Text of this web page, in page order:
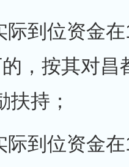
到位资金在
，按其对昌
扶持；
到位资金在